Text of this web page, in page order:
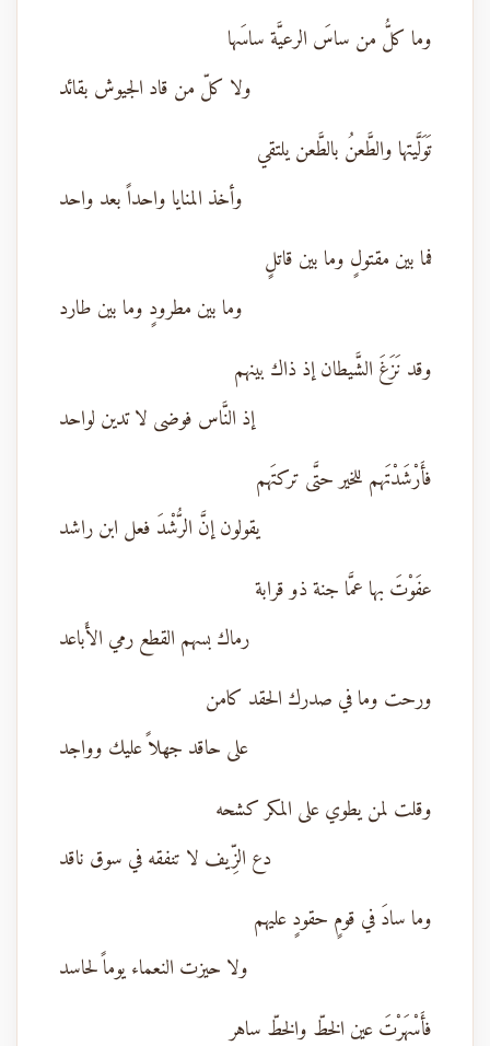
وما كلُّ من ساسَ الرعيَّة ساسَها
ولا كلّ من قاد الجيوش بقائد
تَوَلَّيتها والطَّعنُ بالطَّعن يلتقي
وأخذ المنايا واحداً بعد واحد
فما بين مقتولٍ وما بين قاتلٍ
وما بين مطرودٍ وما بين طارد
وقد نَزَغَ الشَّيطان إذ ذاك بينهم
إذ النَّاس فوضى لا تدين لواحد
فأَرْشَدْتَهم للخير حتَّى تركتَهم
يقولون إنَّ الرُّشْدَ فعل ابن راشد
عفَوْتَ بها عمَّا جنة ذو قرابة
رماك بسهم القطع رمي الأَباعد
ورحت وما في صدرك الحقد كامن
على حاقد جهلاً عليك وواجد
وقلت لمن يطوي على المكر كشحه
دع الزِّيف لا تنفقه في سوق ناقد
وما سادَ في قومٍ حقودٍ عليهم
ولا حيزت النعماء يوماً لحاسد
فأَسْهَرْتَ عين الخطّ والخطّ ساهر